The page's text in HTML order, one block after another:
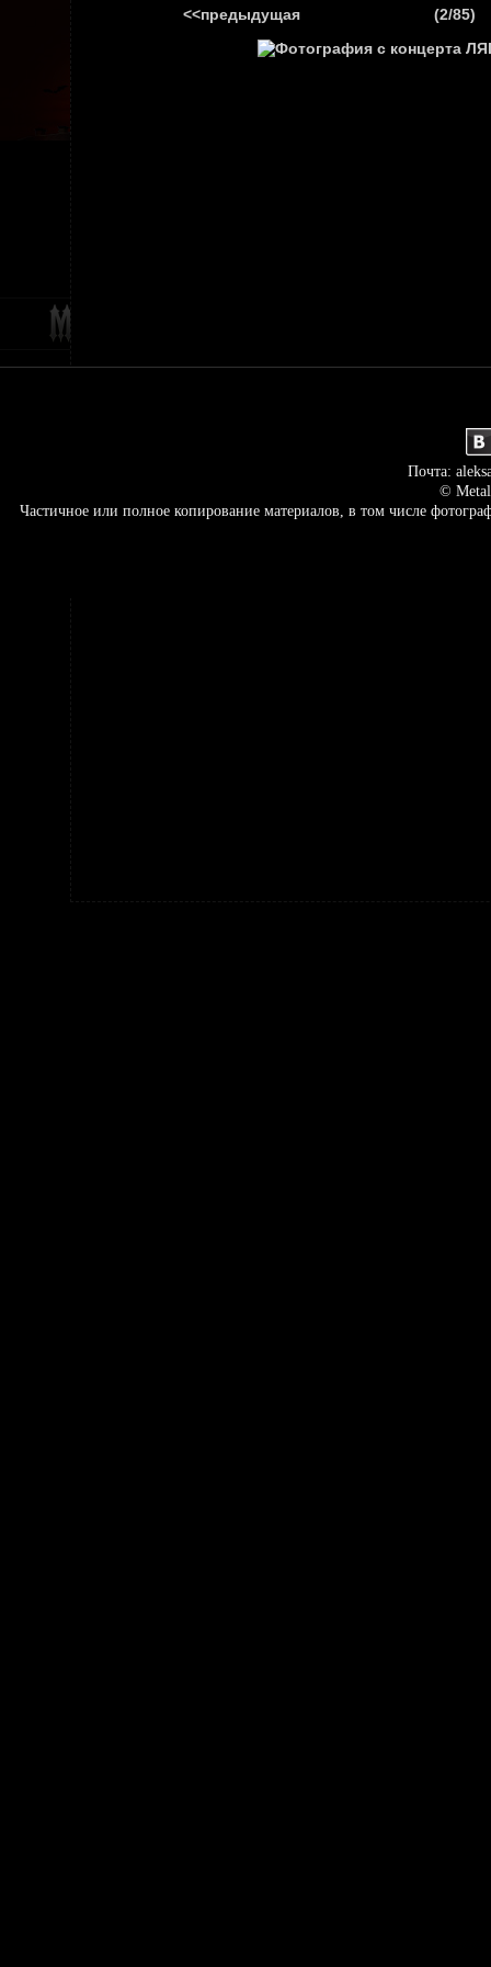
<<предыдущая (2/85)
Почта:
©
Частичное или полное копирование материалов, в том числе